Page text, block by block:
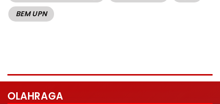
BEM UPN
OLAHRAGA